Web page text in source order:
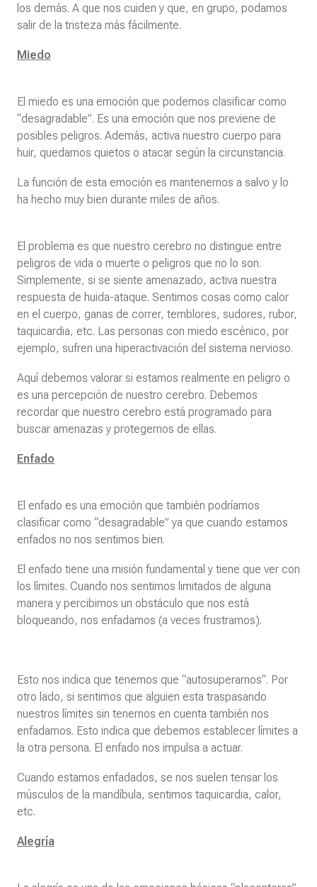
los demás. A que nos cuiden y que, en grupo, podamos
salir de la tristeza más fácilmente.
Miedo
El miedo es una emoción que podemos clasificar como
“desagradable”. Es una emoción que nos previene de
posibles peligros. Además, activa nuestro cuerpo para
huir, quedarnos quietos o atacar según la circunstancia.
La función de esta emoción es mantenernos a salvo y lo
ha hecho muy bien durante miles de años.
El problema es que nuestro cerebro no distingue entre
peligros de vida o muerte o peligros que no lo son.
Simplemente, si se siente amenazado, activa nuestra
respuesta de huida-ataque. Sentimos cosas como calor
en el cuerpo, ganas de correr, temblores, sudores, rubor,
taquicardia, etc. Las personas con miedo escénico, por
ejemplo, sufren una hiperactivación del sistema nervioso.
Aquí debemos valorar si estamos realmente en peligro o
es una percepción de nuestro cerebro. Debemos
recordar que nuestro cerebro está programado para
buscar amenazas y protegernos de ellas.
Enfado
El enfado es una emoción que también podríamos
clasificar como “desagradable” ya que cuando estamos
enfados no nos sentimos bien.
El enfado tiene una misión fundamental y tiene que ver con
los límites. Cuando nos sentimos limitados de alguna
manera y percibimos un obstáculo que nos está
bloqueando, nos enfadamos (a veces frustramos).
Esto nos indica que tenemos que “autosuperarnos“. Por
otro lado, si sentimos que alguien esta traspasando
nuestros límites sin tenernos en cuenta también nos
enfadamos. Esto indica que debemos establecer límites a
la otra persona. El enfado nos impulsa a actuar.
Cuando estamos enfadados, se nos suelen tensar los
músculos de la mandíbula, sentimos taquicardia, calor,
etc.
Alegría